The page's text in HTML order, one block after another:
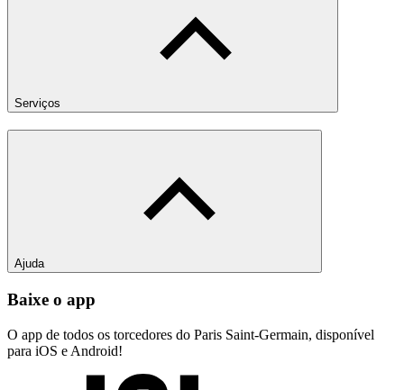
Serviços
Ajuda
Baixe o app
O app de todos os torcedores do Paris Saint-Germain, disponível
para iOS e Android!